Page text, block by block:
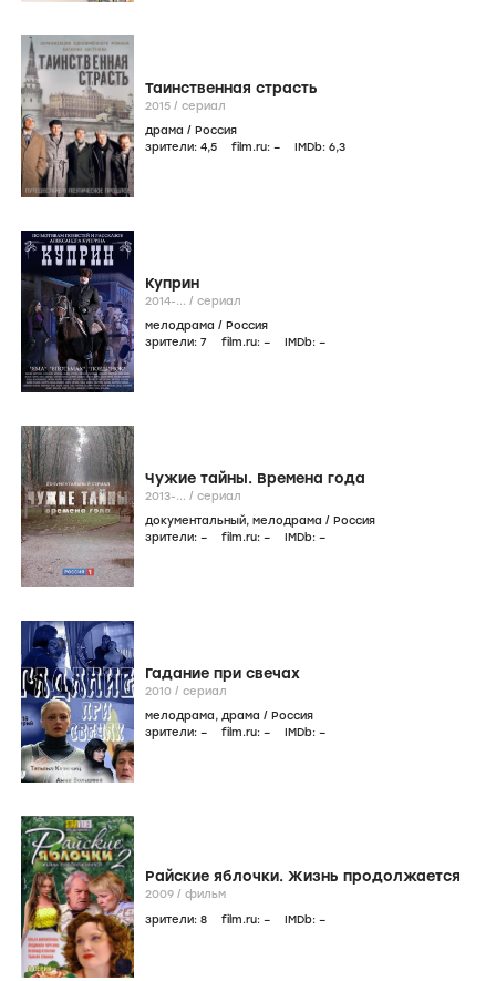
Таинственная страсть
2015 / сериал
драма / Россия
зрители: 4,5 film.ru: – IMDb: 6,3
Куприн
2014-... / сериал
мелодрама / Россия
зрители: 7 film.ru: – IMDb: –
Чужие тайны. Времена года
2013-... / сериал
документальный, мелодрама / Россия
зрители: – film.ru: – IMDb: –
Гадание при свечах
2010 / сериал
мелодрама, драма / Россия
зрители: – film.ru: – IMDb: –
Райские яблочки. Жизнь продолжается
2009 / фильм
зрители: 8 film.ru: – IMDb: –